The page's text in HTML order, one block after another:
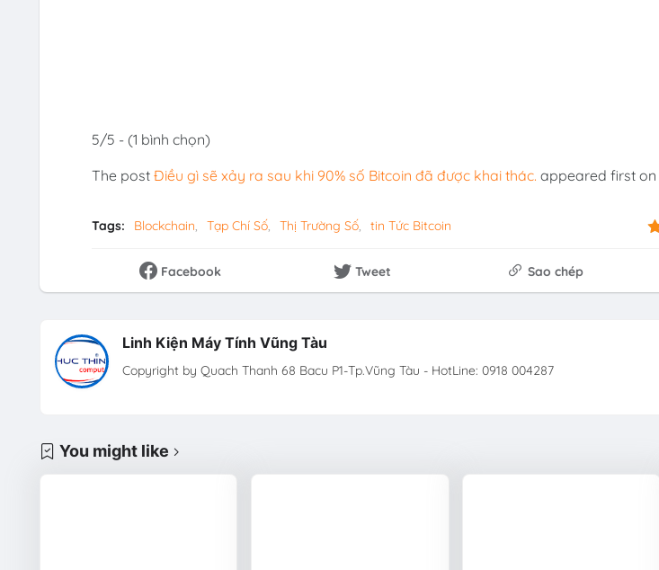
5/5 - (1 bình chọn)
The post Điều gì sẽ xảy ra sau khi 90% số Bitcoin đã được khai thác. appeared first on
Tags: Blockchain Tạp Chí Số Thị Trường Số tin Tức Bitcoin
Facebook Tweet Sao chép
Linh Kiện Máy Tính Vũng Tàu
Copyright by Quach Thanh 68 Bacu P1-Tp.Vũng Tàu - HotLine: 0918 004287
You might like